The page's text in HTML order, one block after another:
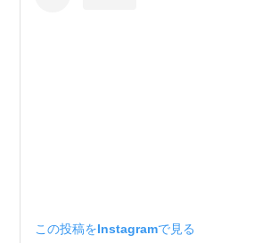
この投稿をInstagramで見る